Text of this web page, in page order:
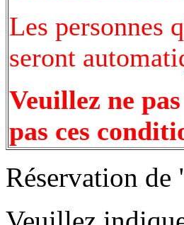
Les personnes
seront
Veuillez ne
pas ces
Réservation de